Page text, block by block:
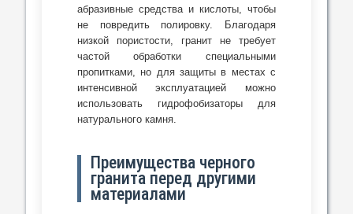
абразивные средства и кислоты, чтобы
не повредить полировку. Благодаря
низкой пористости, гранит не требует
частой обработки специальными
пропитками, но для защиты в местах с
интенсивной эксплуатацией можно
использовать гидрофобизаторы для
натурального камня.
Преимущества черного
гранита перед другими
материалами